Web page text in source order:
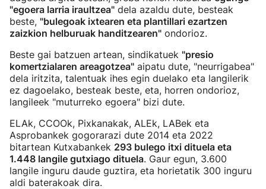
"egoera larria iraultzea" dela azaldu dute, besteak
beste, "bulegoak ixtearen eta plantillari ezartzen
zaizkion helburuak handitzearen" ondorioz.
Beste gai batzuen artean, sindikatuek "presio
komertzialaren areagotzea" aipatu dute, "neurrigabea"
dela iritzita, talentuak ihes egin duelako eta langilerik
ez dagoelako, besteak beste, eta, horren ondorioz,
langileek "muturreko egoera" bizi dute.
ELAk, CCOOk, Pixkanakak, ALEk, LABek eta
Asprobankek gogorarazi dute 2014 eta 2022
bitartean Kutxabankek 293 bulego itxi dituela eta
1.448 langile gutxiago dituela. Gaur egun, 3.600
langile inguru daude guztira, eta horietatik 300 inguru
aldi baterakoak dira.